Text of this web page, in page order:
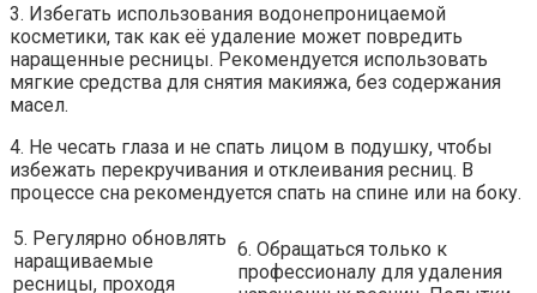
3. Избегать использования водонепроницаемой
косметики, так как её удаление может повредить
наращенные ресницы. Рекомендуется использовать
мягкие средства для снятия макияжа, без содержания
масел.
4. Не чесать глаза и не спать лицом в подушку, чтобы
избежать перекручивания и отклеивания ресниц. В
процессе сна рекомендуется спать на спине или на боку.
5. Регулярно обновлять
наращиваемые
ресницы, проходя
6. Обращаться только к
профессионалу для удаления